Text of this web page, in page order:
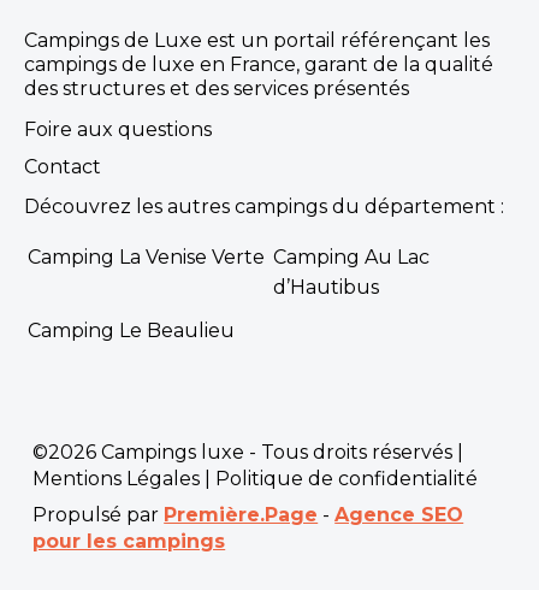
Campings de Luxe est un portail référençant les
campings de luxe en France, garant de la qualité
des structures et des services présentés
Foire aux questions
Contact
Découvrez les autres campings du département :
Camping La Venise Verte Camping Au Lac
d’Hautibus
Camping Le Beaulieu
©2026 Campings luxe - Tous droits réservés |
Mentions Légales
Politique de confidentialité
Propulsé par Première.Page -Agence SEO
pour les campings